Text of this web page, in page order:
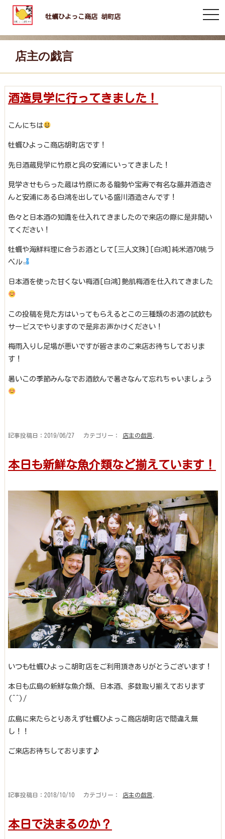
牡蠣ひよっこ商店 胡町店
店主の戯言
酒造見学に行ってきました！
こんにちは
牡蠣ひよっこ商店胡町店です！
先日酒蔵見学に竹原と呉の安浦にいってきました！
見学させもらった蔵は竹原にある龍勢や宝寿で有名な藤井酒造さ
んと安浦にある白鴻を出している盛川酒造さんです！
色々と日本酒の知識を仕入れてきましたので来店の際に是非聞い
てください！
牡蠣や海鮮料理に合うお酒として[三人文殊][白鴻]純米酒70桃ラ
ベル
日本酒を使った甘くない梅酒[白鴻]艶肌梅酒を仕入れてきました
この投稿を見た方はいってもらえるとこの三種類のお酒の試飲も
サービスでやりますので是非お声かけください！
梅雨入りし足場が悪いですが皆さまのご来店お待ちしておりま
す！
暑いこの季節みんなでお酒飲んで暑さなんて忘れちゃいましょう
記事投稿日：2019/06/27 カテゴリー： 店主の戯言
本日も新鮮な魚介類など揃えています！
いつも牡蠣ひよっこ胡町店をご利用頂きありがとうございます！
本日も広島の新鮮な魚介類、日本酒、多数取り揃えております
(^^)/
広島に来たらとりあえず牡蠣ひよっこ商店胡町店で間違え無
し！！
ご来店お待ちしております♪
記事投稿日：2018/10/10 カテゴリー： 店主の戯言.
本日で決まるのか？